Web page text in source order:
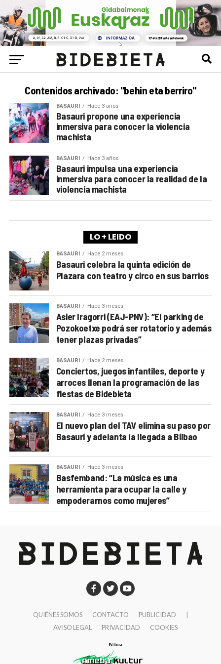
Contenidos archivado: "behin eta berriro"
BASAURI Hace 3 años
Basauri propone una experiencia
inmersiva para conocer la violencia
machista
BASAURI Hace 3 años
Basauri impulsa una experiencia
inmersiva para conocer la realidad de la
violencia machista
LO + LEIDO
BASAURI Hace 2 meses
Basauri celebra la quinta edición de
Plazara con teatro y circo en sus barrios
BASAURI Hace 3 meses
Asier Iragorri (EAJ-PNV): “El parking de
Pozokoetxe podrá ser rotatorio y además
tener plazas privadas”
BASAURI Hace 2 meses
Conciertos, juegos infantiles, deporte y
arroces llenan la programación de las
fiestas de Bidebieta
BASAURI Hace 3 meses
El nuevo plan del TAV elimina su paso por
Basauri y adelanta la llegada a Bilbao
BASAURI Hace 3 meses
Basfemband: “La música es una
herramienta para ocupar la calle y
empoderarnos como mujeres”
QUIÉNES SOMOS CONTACTO PUBLICIDAD
AVISO LEGAL
PRIVACIDAD COOKIES